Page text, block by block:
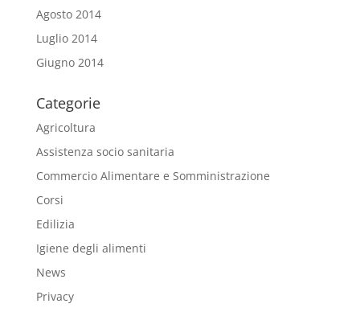
Agosto 2014
Luglio 2014
Giugno 2014
Categorie
Agricoltura
Assistenza socio sanitaria
Commercio Alimentare e Somministrazione
Corsi
Edilizia
Igiene degli alimenti
News
Privacy